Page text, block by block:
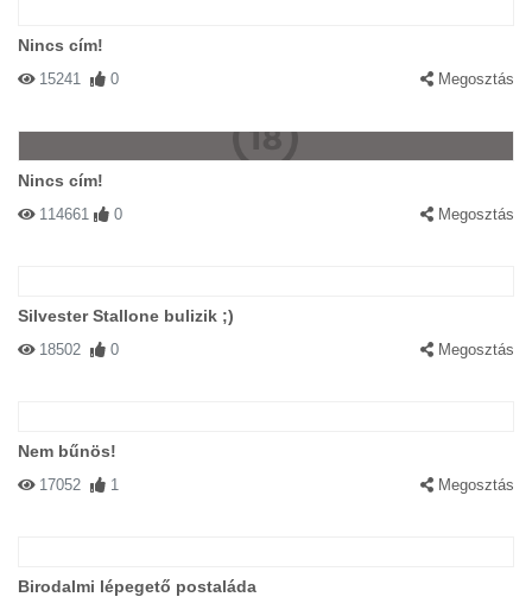
Nincs cím!
15241 0 Megosztás
Nincs cím!
114661 0 Megosztás
Silvester Stallone bulizik ;)
18502 0 Megosztás
Nem bűnös!
17052 1 Megosztás
Birodalmi lépegető postaláda